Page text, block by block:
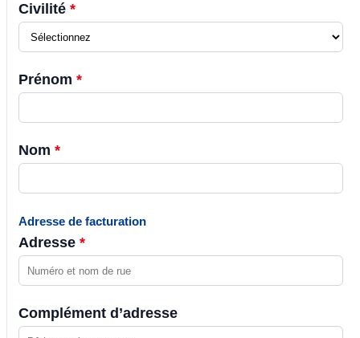
Civilité *
Prénom *
Nom *
Adresse de facturation
Adresse *
Complément d’adresse